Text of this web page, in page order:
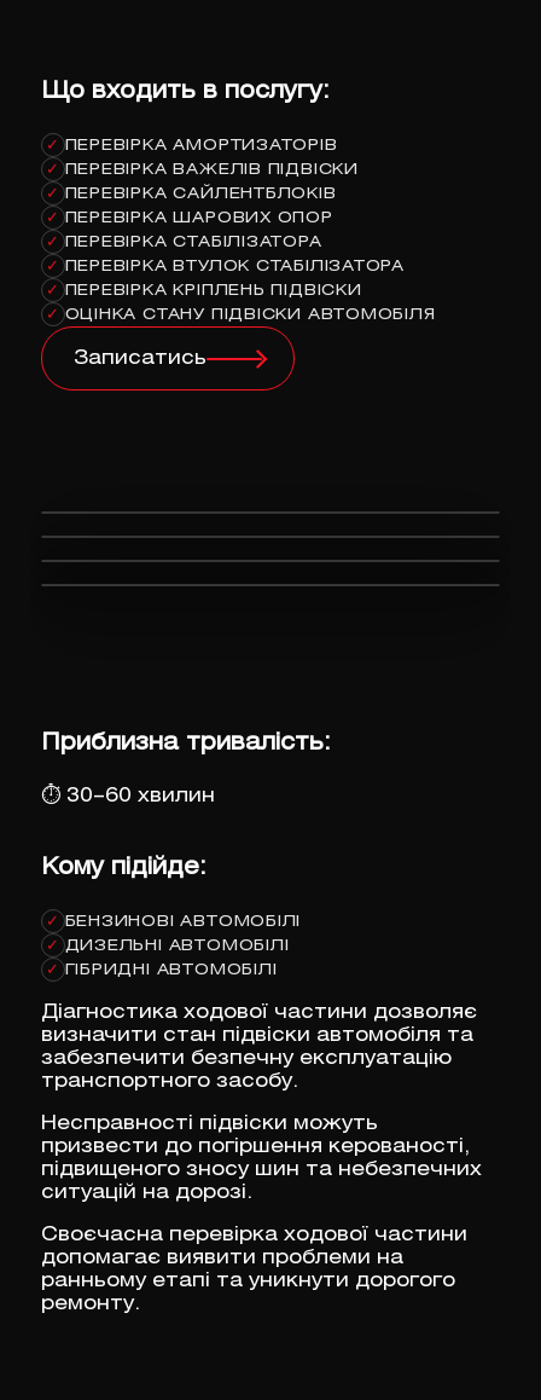
Що входить в послугу:
✓ ПЕРЕВІРКА АМОРТИЗАТОРІВ
✓ ПЕРЕВІРКА ВАЖЕЛІВ ПІДВІСКИ
✓ ПЕРЕВІРКА САЙЛЕНТБЛОКІВ
✓ ПЕРЕВІРКА ШАРОВИХ ОПОР
✓ ПЕРЕВІРКА СТАБІЛІЗАТОРА
✓ ПЕРЕВІРКА ВТУЛОК СТАБІЛІЗАТОРА
✓ ПЕРЕВІРКА КРІПЛЕНЬ ПІДВІСКИ
✓ ОЦІНКА СТАНУ ПІДВІСКИ АВТОМОБІЛЯ
Записатись
Приблизна тривалість:
⏱ 30–60 хвилин
Кому підійде:
✓ БЕНЗИНОВІ АВТОМОБІЛІ
✓ ДИЗЕЛЬНІ АВТОМОБІЛІ
✓ ГІБРИДНІ АВТОМОБІЛІ
Діагностика ходової частини дозволяє
визначити стан підвіски автомобіля та
забезпечити безпечну експлуатацію
транспортного засобу.
Несправності підвіски можуть
призвести до погіршення керованості,
підвищеного зносу шин та небезпечних
ситуацій на дорозі.
Своєчасна перевірка ходової частини
допомагає виявити проблеми на
ранньому етапі та уникнути дорогого
ремонту.